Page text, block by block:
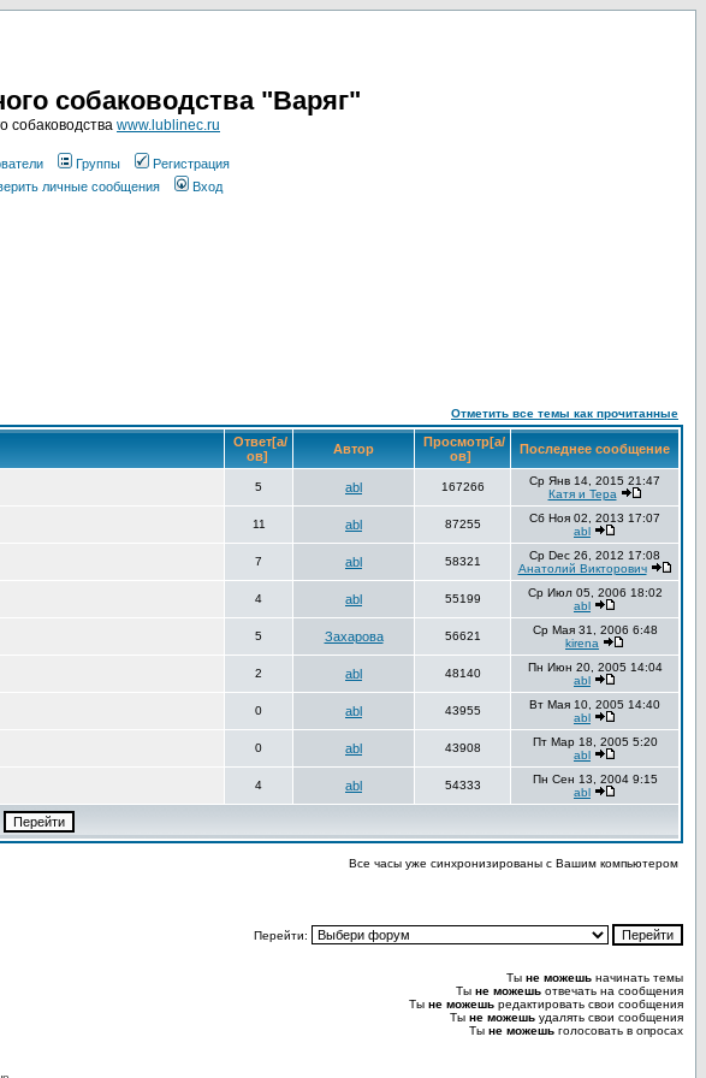
собаководства "Варяг"
собаководства www.lublinec.ru
Группы
Регистрация
личные сообщения Вход
Отметить все темы как прочитанные
Ответ[а/
ов]
Автор
Просмотр[а/
ов]
Последнее сообщение
5 abl 167266
Ср Янв 14, 2015 21:47
Катя и Тера
11 abl 87255
Сб Ноя 02, 2013 17:07
abl
7 abl 58321
Ср Dec 26, 2012 17:08
Анатолий Викторович
4 abl 55199
Ср Июл 05, 2006 18:02
abl
5 Захарова 56621
Ср Мая 31, 2006 6:48
kirena
2 abl 48140
Пн Июн 20, 2005 14:04
abl
0 abl 43955
Вт Мая 10, 2005 14:40
abl
0 abl 43908
Пт Мар 18, 2005 5:20
abl
4 abl 54333
Пн Сен 13, 2004 9:15
abl
Все часы уже синхронизированы с Вашим компьютером
Перейти:
Ты не можешь начинать темы
Ты не можешь отвечать на сообщения
Ты не можешь редактировать свои сообщения
Ты не можешь удалять свои сообщения
Ты не можешь голосовать в опросах